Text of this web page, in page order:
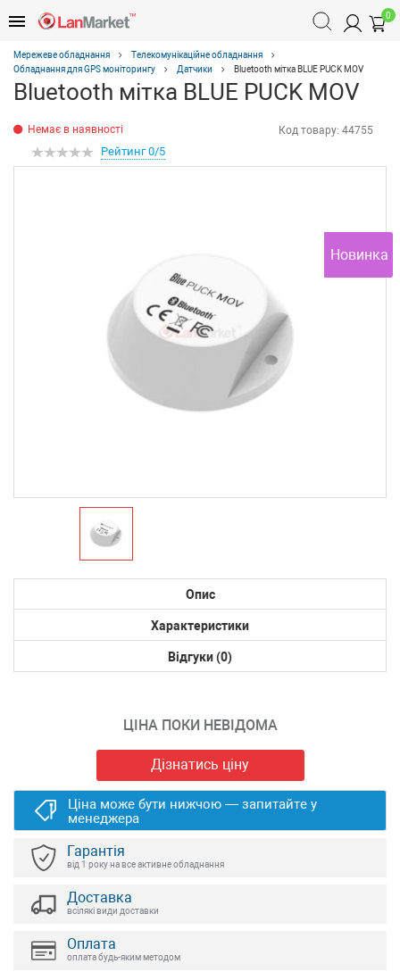
0
Мережеве обладнання
Телекомунікаційне обладнання
Обладнання для GPS моніторингу
Датчики Bluetooth мітка BLUE PUCK MOV
Bluetooth мітка BLUE PUCK MOV
Немає в наявності Код товару: 44755
Рейтинг 0/5
Новинка
Опис
Характеристики
Відгуки (0)
ЦІНА ПОКИ НЕВІДОМА
Дізнатись ціну
Ціна може бути нижчою — запитайте у
менеджера
Гарантія
від 1 року на все активне обладнання
Доставка
всілякі види доставки
Оплата
оплата будь-яким методом